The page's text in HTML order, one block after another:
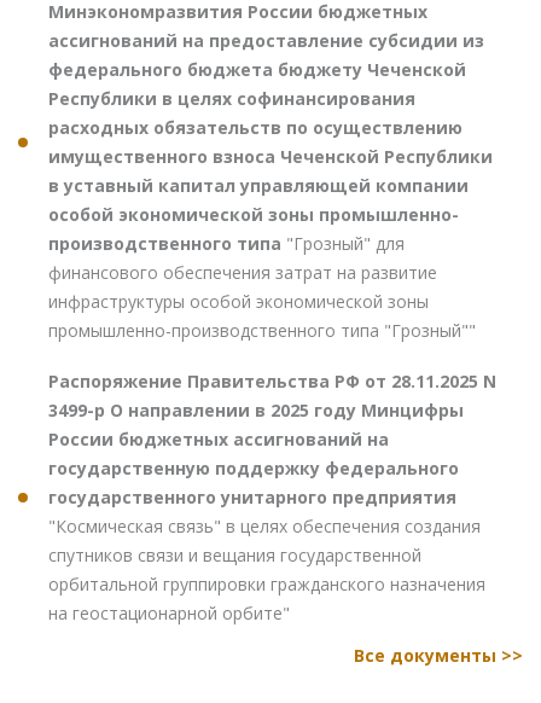
Минэкономразвития России бюджетных
ассигнований на предоставление субсидии из
федерального бюджета бюджету Чеченской
Республики в целях софинансирования
расходных обязательств по осуществлению
имущественного взноса Чеченской Республики
в уставный капитал управляющей компании
особой экономической зоны промышленно-
производственного типа "Грозный" для
финансового обеспечения затрат на развитие
инфраструктуры особой экономической зоны
промышленно-производственного типа "Грозный""
Распоряжение Правительства РФ от 28.11.2025 N
3499-р О направлении в 2025 году Минцифры
России бюджетных ассигнований на
государственную поддержку федерального
государственного унитарного предприятия
"Космическая связь" в целях обеспечения создания
спутников связи и вещания государственной
орбитальной группировки гражданского назначения
на геостационарной орбите"
Все документы >>